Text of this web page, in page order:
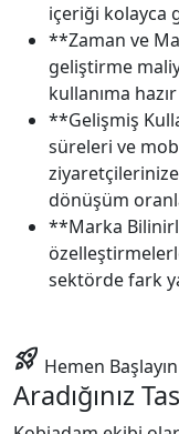
içeriği kolayca
**Zaman ve
geliştirme
kullanıma
**Gelişmiş
süreleri ve
dönüşüm
**Marka
sektörde fark
rocket_launch Hemen Başlayın
Aradığınız